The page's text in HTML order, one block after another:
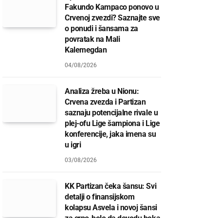
Fakundo Kampaco ponovo u
Crvenoj zvezdi? Saznajte sve
o ponudi i šansama za
povratak na Mali
Kalemegdan
04/08/2026
Analiza žreba u Nionu:
Crvena zvezda i Partizan
saznaju potencijalne rivale u
plej-ofu Lige šampiona i Lige
konferencije, jaka imena su
u igri
03/08/2026
KK Partizan čeka šansu: Svi
detalji o finansijskom
kolapsu Asvela i novoj šansi